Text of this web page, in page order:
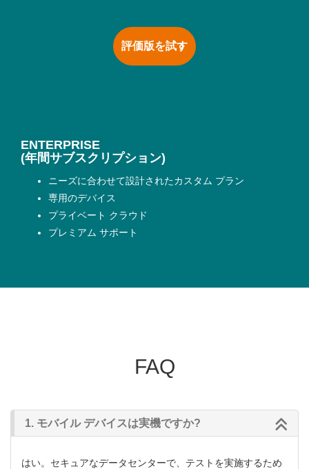
評価版を試す
ENTERPRISE
(年間サブスクリプション)
ニーズに合わせて設計されたカスタム プラン
専用のデバイス
プライベート クラウド
プレミアム サポート
FAQ
1. モバイル デバイスは実機ですか?
はい。セキュアなデータセンターで、テストを実施するため